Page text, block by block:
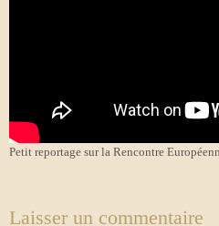
Petit reportage sur la Rencontre
Laisser un commentaire